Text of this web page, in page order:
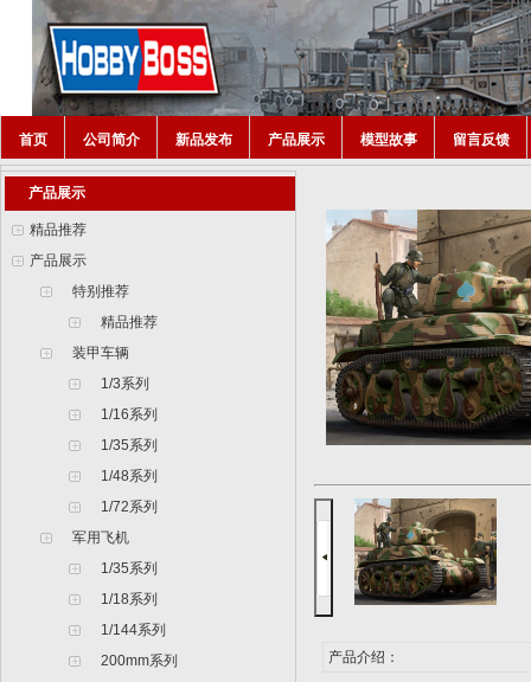
首页 公司简介 新品发布 产品展示 模型故事 留言反馈
产品展示
精品推荐
产品展示
特别推荐
精品推荐
装甲车辆
1/3系列
1/16系列
1/35系列
1/48系列
1/72系列
军用飞机
1/35系列
1/18系列
1/144系列
200mm系列
产品介绍：